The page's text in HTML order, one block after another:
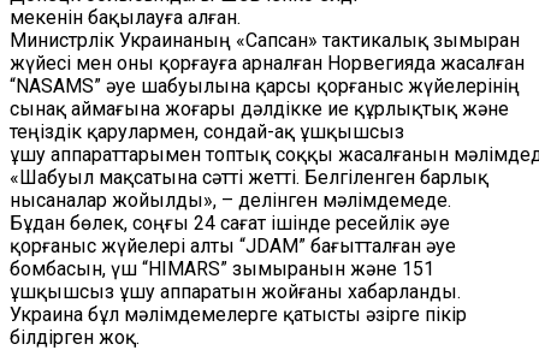
мекенін бақылауға алған.
Министрлік Украинаның «Сапсан» тактикалық зымыран
жүйесі мен оны қорғауға арналған Норвегияда жасалған
“NASAMS” әуе шабуылына қарсы қорғаныс жүйелерінің
сынақ аймағына жоғары дәлдікке ие құрлықтық және
теңіздік қарулармен, сондай-ақ ұшқышсыз
ұшу аппараттарымен топтық соққы жасалғанын
«Шабуыл мақсатына сәтті жетті. Белгіленген барлық
нысаналар жойылды», – делінген мәлімдемеде.
Бұдан бөлек, соңғы 24 сағат ішінде ресейлік әуе
қорғаныс жүйелері алты “JDAM” бағытталған әуе
бомбасын, үш “HIMARS” зымыранын және 151
ұшқышсыз ұшу аппаратын жойғаны хабарланды.
Украина бұл мәлімдемелерге қатысты әзірге пікір
білдірген жоқ.